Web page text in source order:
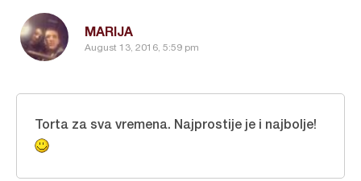
MARIJA
August 13, 2016, 5:59 pm
Torta za sva vremena. Najprostije je i najbolje!